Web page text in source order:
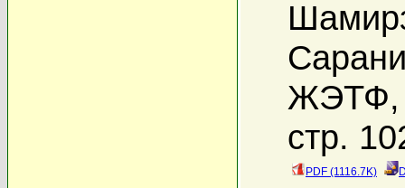
ЖЭТФ,
стр.
PDF (1116.7K)